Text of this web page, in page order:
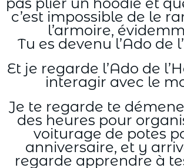
c’est impossible de le
l’armoire,
Tu es devenu l’Ado de
Et je regarde l’Ado de
interagir avec le
Je te regarde te
des heures pour
voiturage de potes
anniversaire, et y
regarde apprendre à